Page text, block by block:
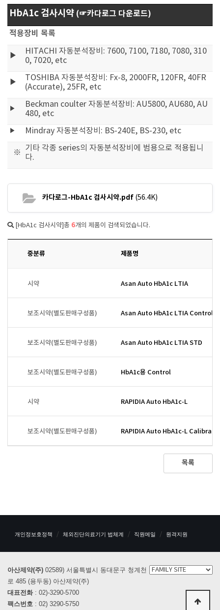
HbA1c 검사시약 (☞카다로그 다운로드)
적용장비 목록
▶
HITACHI 자동분석장비: 7600, 7100, 7180, 7080, 310
0, 7020, etc
▶
TOSHIBA 자동분석장비: Fx-8, 2000FR, 120FR, 40FR
(Accurate), 25FR, etc
▶
Beckman coulter 자동분석장비: AU5800, AU680, AU
480, etc
▶ Mindray 자동분석장비: BS-240E, BS-230, etc
※
기타 각종 series의 자동분석장비에 범용으로 적용됩니
다.
카다로그-HbA1c 검사시약.pdf (56.4K)
[HbA1c 검사시약]총 6개의 제품이 검색되었습니다.
중분류 제품명
시약 Asan Auto HbA1c LTIA
보조시약(별도판매구성품) Asan Auto HbA1c LTIA Control
보조시약(별도판매구성품) Asan Auto HbA1c LTIA STD
보조시약(별도판매구성품) HbA1c용 Control
시약 RAPIDIA Auto HbA1c-L
보조시약(별도판매구성품) RAPIDIA Auto HbA1c-L
목록
개인정보호정책 체외진단의료기기 법체계 직원메일 원격지원
아산제약(주) 02589) 서울특별시 동대문구 청계천
로 485 (용두동) 아산제약(주)
대표전화: 02)-3290-5700
팩스번호 : 02) 3290-5750